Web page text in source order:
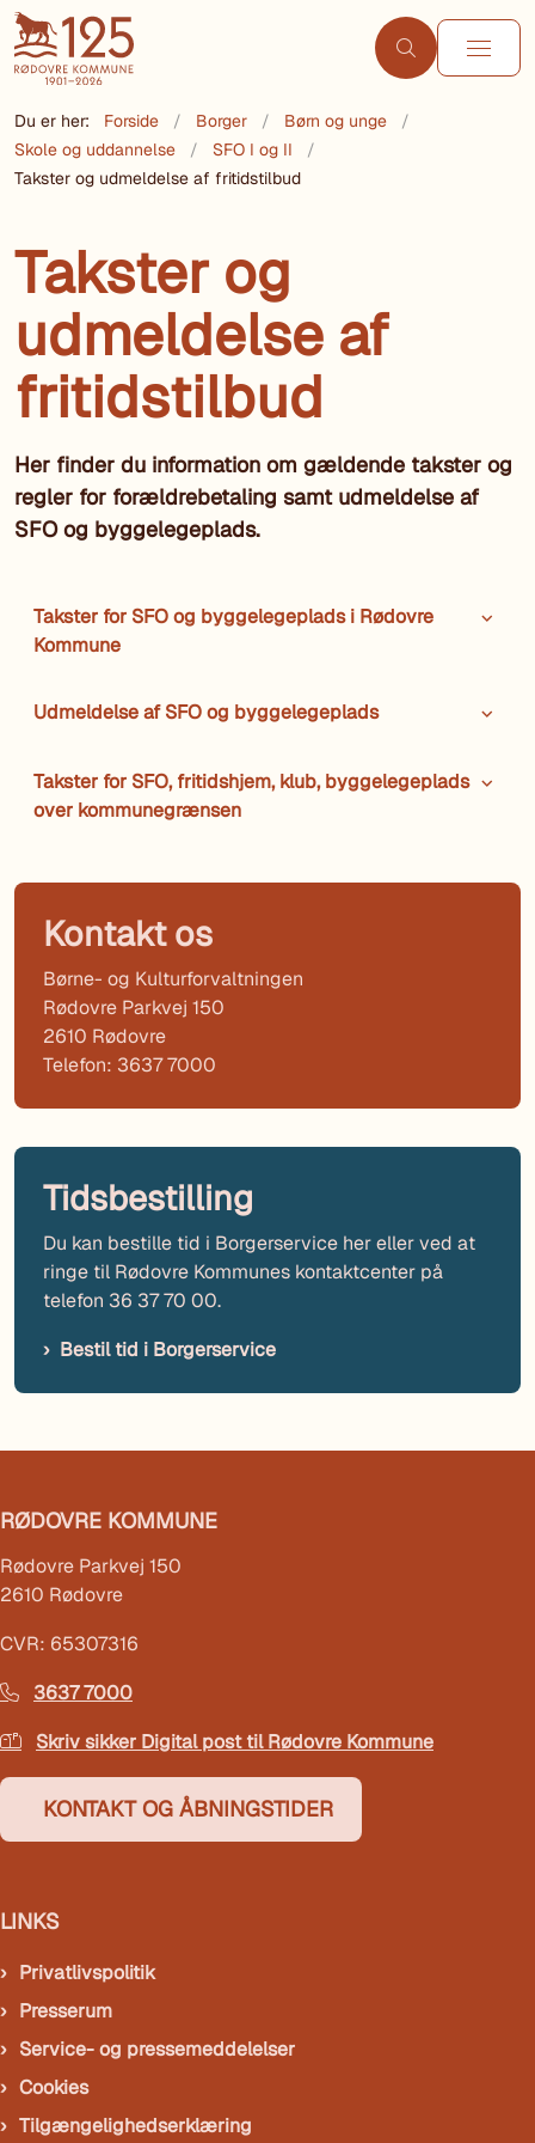
Du er her: Forside Borger
Børn og unge
Skole og uddannelse
SFO I og II
Takster og udmeldelse af fritidstilbud
Takster og
udmeldelse af
fritidstilbud
Her finder du information om gældende takster og
regler for forældrebetaling samt udmeldelse af
SFO og byggelegeplads.
Takster for SFO og byggelegeplads i Rødovre
Kommune
Udmeldelse af SFO og byggelegeplads
Takster for SFO, fritidshjem, klub, byggelegeplads
over kommunegrænsen
Kontakt os
Børne- og Kulturforvaltningen
Rødovre Parkvej 150
2610 Rødovre
Telefon: 3637 7000
Tidsbestilling
Du kan bestille tid i Borgerservice her eller ved at
ringe til Rødovre Kommunes kontaktcenter på
telefon 36 37 70 00.
Bestil tid i Borgerservice
RØDOVRE KOMMUNE
Rødovre Parkvej 150
2610 Rødovre
CVR: 65307316
3637 7000
Skriv sikker Digital post til Rødovre Kommune
KONTAKT OG ÅBNINGSTIDER
LINKS
Privatlivspolitik
Presserum
Service- og pressemeddelelser
Cookies
Tilgængelighedserklæring